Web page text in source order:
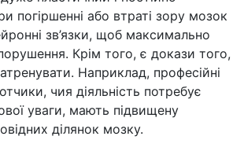
погіршенні або втраті зору мозок
зв’язки, щоб максимально
Крім того, є докази того,
Наприклад, професійні
чия діяльність потребує
уваги, мають підвищену
ділянок мозку.